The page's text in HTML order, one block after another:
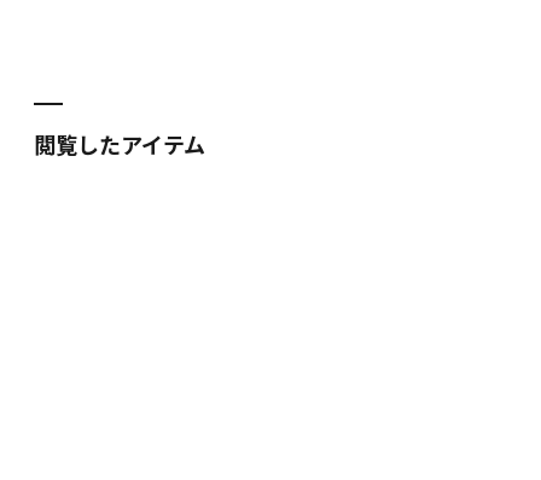
閲覧したアイテム